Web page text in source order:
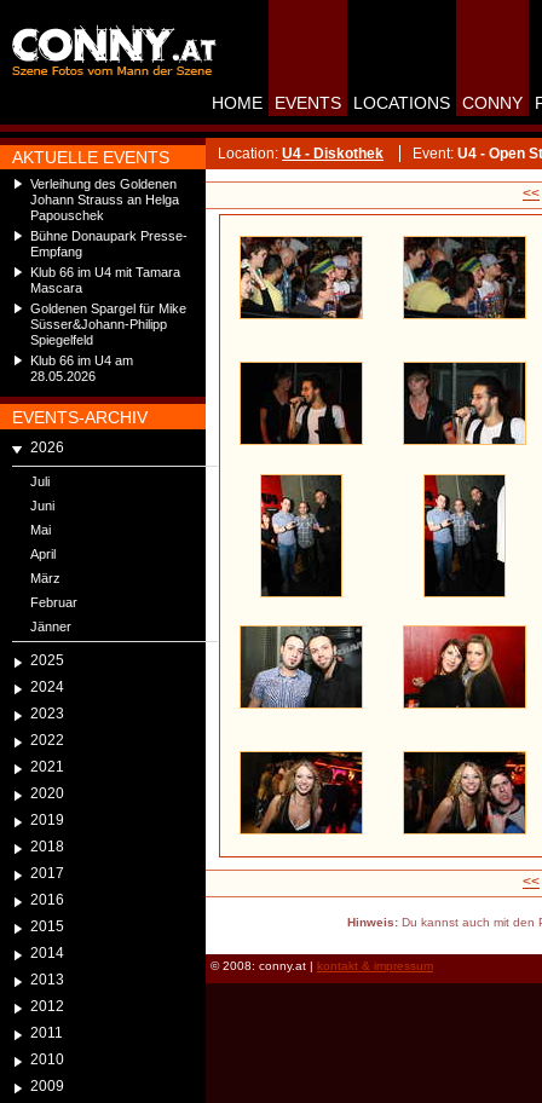
AKTUELLE EVENTS
Verleihung des Goldenen
Johann Strauss an Helga
Papouschek
Bühne Donaupark Presse-
Empfang
Klub 66 im U4 mit Tamara
Mascara
Goldenen Spargel für Mike
Süsser&Johann-Philipp
Spiegelfeld
Klub 66 im U4 am
28.05.2026
EVENTS-ARCHIV
2026
Juli
Juni
Mai
April
März
Februar
Jänner
2025
2024
2023
2022
2021
2020
2019
2018
2017
2016
2015
2014
2013
2012
2011
2010
2009
HOME EVENTS LOCATIONS CONNY
Location: U4 - Diskothek Event: U4 - Open
<<
<<
Hinweis:Du kannst auch mit den
© 2008: conny.at | kontakt & impressum